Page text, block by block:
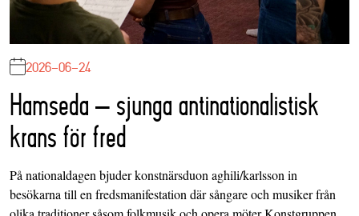
2026-06-24
Hamseda – sjunga antinationalistisk
krans för fred
På nationaldagen bjuder konstnärsduon aghili/karlsson in
besökarna till en fredsmanifestation där sångare och musiker från